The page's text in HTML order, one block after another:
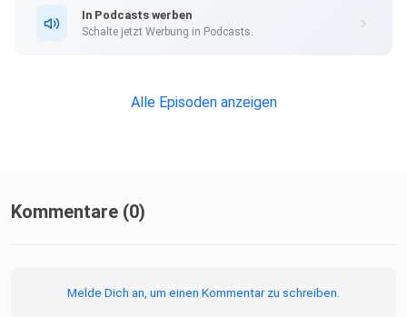
In Podcasts werben
Schalte jetzt Werbung in Podcasts.
Alle Episoden anzeigen
Kommentare (0)
Melde Dich an, um einen Kommentar zu schreiben.